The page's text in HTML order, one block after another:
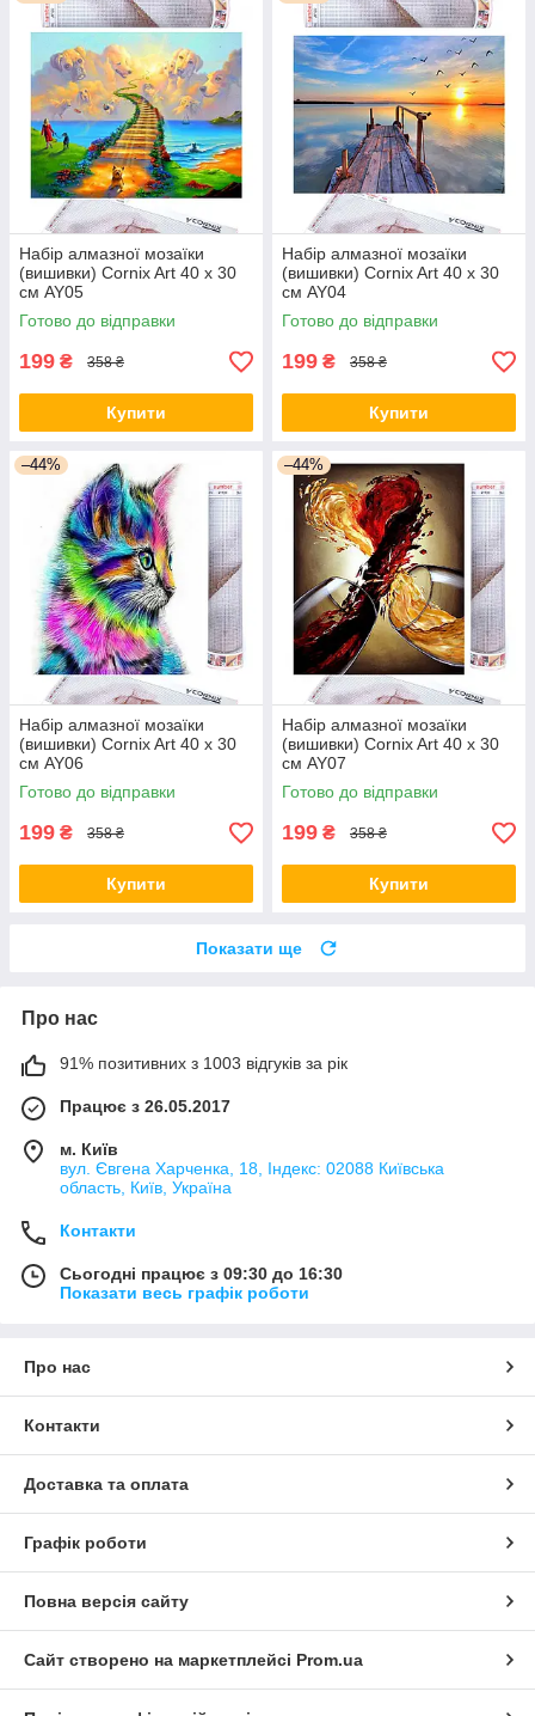
Набір алмазної мозаїки
(вишивки) Cornix Art 40 x 30
см AY05
Готово до відправки
199 ₴ 358 ₴
Купити
Набір алмазної мозаїки
(вишивки) Cornix Art 40 x 30
см AY04
Готово до відправки
199 ₴ 358 ₴
Купити
–44%
Набір алмазної мозаїки
(вишивки) Cornix Art 40 x 30
см AY06
Готово до відправки
199 ₴ 358 ₴
Купити
–44%
Набір алмазної мозаїки
(вишивки) Cornix Art 40 x 30
см AY07
Готово до відправки
199 ₴ 358 ₴
Купити
Показати ще
Про нас
91% позитивних з 1003 відгуків за рік
Працює з 26.05.2017
м. Київ
вул. Євгена Харченка, 18, Індекс: 02088 Київська
область, Київ, Україна
Контакти
Сьогодні працює з 09:30 до 16:30
Показати весь графік роботи
Про нас
Контакти
Доставка та оплата
Графік роботи
Повна версія сайту
Сайт створено на маркетплейсі Prom.ua